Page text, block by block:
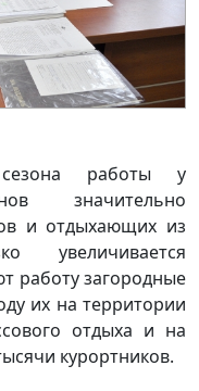
работы у
значительно
и отдыхающих из
увеличивается
работу загородные
их на территории
отдыха и на
курортников.